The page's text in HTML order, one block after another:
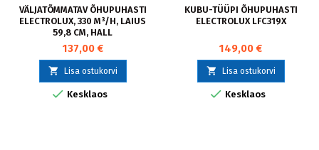
VÄLJATÕMMATAV ÕHUPUHASTI
ELECTROLUX, 330 M³/H, LAIUS
59,8 CM, HALL
137,00 €
 Lisa ostukorvi
 Kesklaos
KUBU-TÜÜPI ÕHUPUHASTI
ELECTROLUX LFC319X
149,00 €
 Lisa ostukorvi
 Kesklaos